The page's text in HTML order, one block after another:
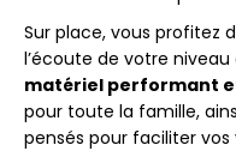
Sur place, vous profitez
l’écoute de votre niveau
matériel performant
pour toute la famille,
pensés pour faciliter